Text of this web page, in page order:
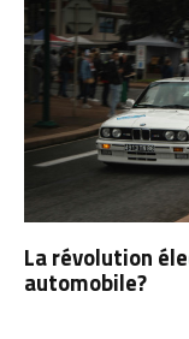
La révolution
automobile?